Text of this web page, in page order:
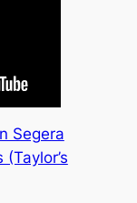
Segera